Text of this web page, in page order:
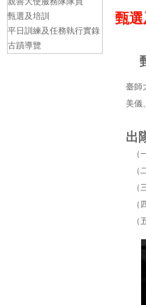
甄選
臺師
美儀
出
甄選及培訓
平日訓練及任務執行實錄
古蹟導覽